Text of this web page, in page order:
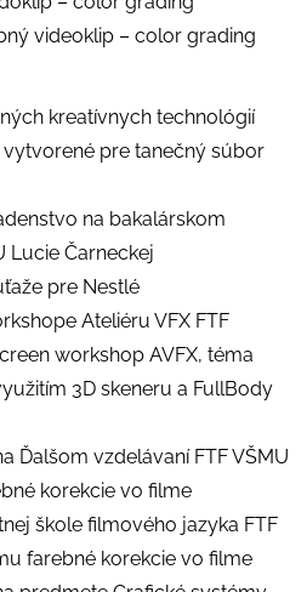
videoklip – color grading
kreatívnych technológií
vytvorené pre tanečný súbor
na bakalárskom
Lucie Čarneckej
pre Nestlé
Ateliéru VFX FTF
workshop AVFX, téma
3D skeneru a FullBody
Ďalšom vzdelávaní FTF VŠMU
korekcie vo filme
škole filmového jazyka FTF
farebné korekcie vo filme